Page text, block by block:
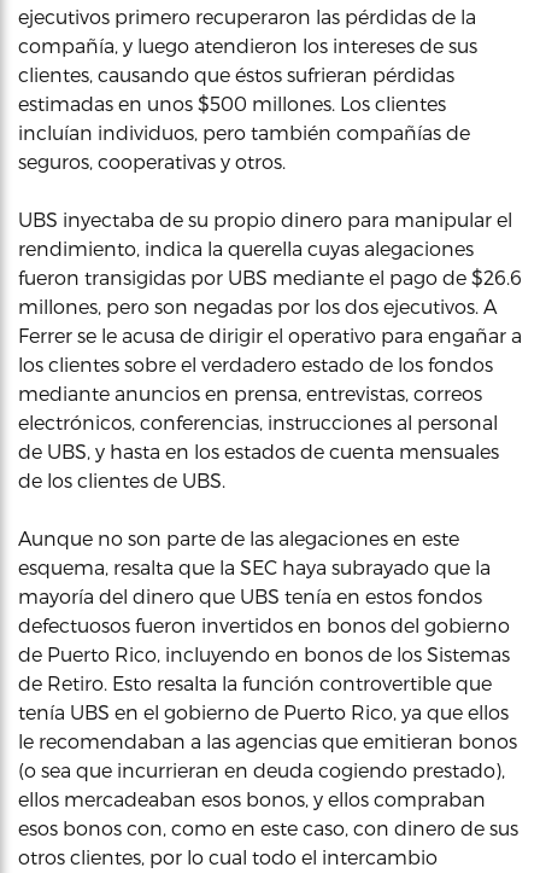
ejecutivos primero recuperaron las pérdidas de la
compañía, y luego atendieron los intereses de sus
clientes, causando que éstos sufrieran pérdidas
estimadas en unos $500 millones. Los clientes
incluían individuos, pero también compañías de
seguros, cooperativas y otros.
UBS inyectaba de su propio dinero para manipular el
rendimiento, indica la querella cuyas alegaciones
fueron transigidas por UBS mediante el pago de $26.6
millones, pero son negadas por los dos ejecutivos. A
Ferrer se le acusa de dirigir el operativo para engañar a
los clientes sobre el verdadero estado de los fondos
mediante anuncios en prensa, entrevistas, correos
electrónicos, conferencias, instrucciones al personal
de UBS, y hasta en los estados de cuenta mensuales
de los clientes de UBS.
Aunque no son parte de las alegaciones en este
esquema, resalta que la SEC haya subrayado que la
mayoría del dinero que UBS tenía en estos fondos
defectuosos fueron invertidos en bonos del gobierno
de Puerto Rico, incluyendo en bonos de los Sistemas
de Retiro. Esto resalta la función controvertible que
tenía UBS en el gobierno de Puerto Rico, ya que ellos
le recomendaban a las agencias que emitieran bonos
(o sea que incurrieran en deuda cogiendo prestado),
ellos mercadeaban esos bonos, y ellos compraban
esos bonos con, como en este caso, con dinero de sus
otros clientes, por lo cual todo el intercambio